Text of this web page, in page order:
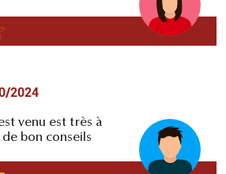
2024
venu est très à
bon conseils